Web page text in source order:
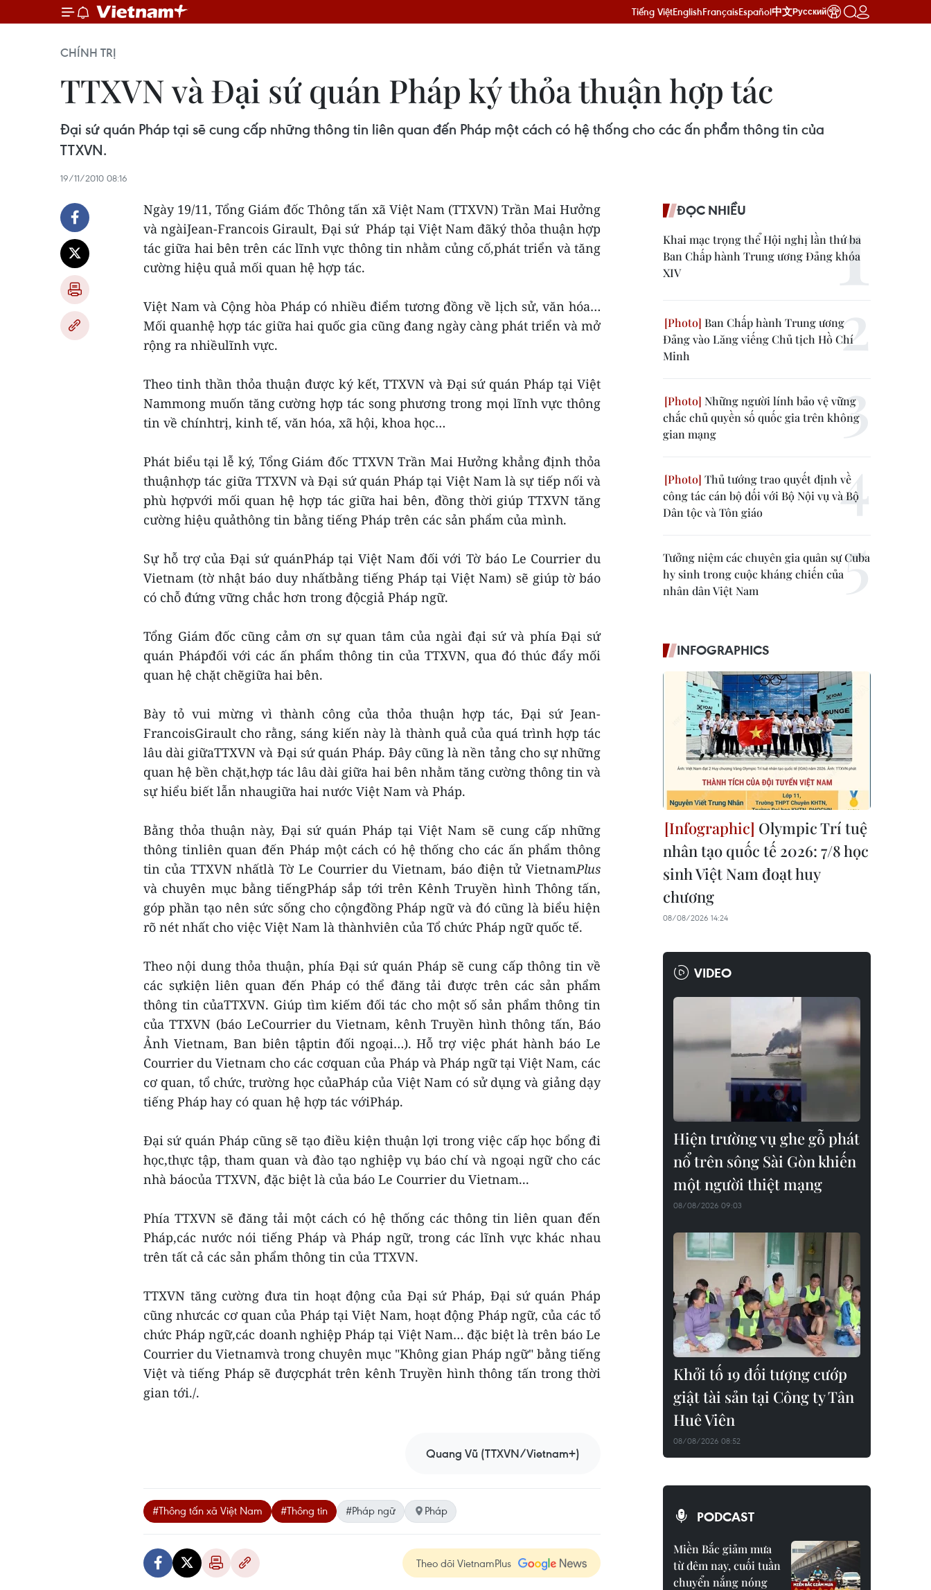
Tiếng ViệtEnglishFrançaisEspañol中文Русский
CHÍNH TRỊ
TTXVN và Đại sứ quán Pháp ký thỏa thuận hợp tác
Đại sứ quán Pháp tại sẽ cung cấp những thông tin liên quan đến Pháp một cách có hệ thống cho các ấn phẩm thông tin của
TTXVN.
19/11/2010 08:16
Ngày 19/11, Tổng Giám đốc Thông tấn xã Việt Nam (TTXVN) Trần Mai Hưởng
và ngàiJean-Francois Girault, Đại sứ Pháp tại Việt Nam đãký thỏa thuận hợp
tác giữa hai bên trên các lĩnh vực thông tin nhằm củng cố,phát triển và tăng
cường hiệu quả mối quan hệ hợp tác.
Việt Nam và Cộng hòa Pháp có nhiều điểm tương đồng về lịch sử, văn hóa…
Mối quanhệ hợp tác giữa hai quốc gia cũng đang ngày càng phát triển và mở
rộng ra nhiềulĩnh vực.
Theo tinh thần thỏa thuận được ký kết, TTXVN và Đại sứ quán Pháp tại Việt
Nammong muốn tăng cường hợp tác song phương trong mọi lĩnh vực thông
tin về chínhtrị, kinh tế, văn hóa, xã hội, khoa học…
Phát biểu tại lễ ký, Tổng Giám đốc TTXVN Trần Mai Hưởng khẳng định thỏa
thuậnhợp tác giữa TTXVN và Đại sứ quán Pháp tại Việt Nam là sự tiếp nối và
phù hợpvới mối quan hệ hợp tác giữa hai bên, đồng thời giúp TTXVN tăng
cường hiệu quảthông tin bằng tiếng Pháp trên các sản phẩm của mình.
Sự hỗ trợ của Đại sứ quánPháp tại Việt Nam đối với Tờ báo Le Courrier du
Vietnam (tờ nhật báo duy nhấtbằng tiếng Pháp tại Việt Nam) sẽ giúp tờ báo
có chỗ đứng vững chắc hơn trong độcgiả Pháp ngữ.
Tổng Giám đốc cũng cảm ơn sự quan tâm của ngài đại sứ và phía Đại sứ
quán Phápđối với các ấn phẩm thông tin của TTXVN, qua đó thúc đẩy mối
quan hệ chặt chẽgiữa hai bên.
Bày tỏ vui mừng vì thành công của thỏa thuận hợp tác, Đại sứ Jean-
FrancoisGirault cho rằng, sáng kiến này là thành quả của quá trình hợp tác
lâu dài giữaTTXVN và Đại sứ quán Pháp. Đây cũng là nền tảng cho sự những
quan hệ bền chặt,hợp tác lâu dài giữa hai bên nhằm tăng cường thông tin và
sự hiểu biết lẫn nhaugiữa hai nước Việt Nam và Pháp.
Bằng thỏa thuận này, Đại sứ quán Pháp tại Việt Nam sẽ cung cấp những
thông tinliên quan đến Pháp một cách có hệ thống cho các ấn phẩm thông
tin của TTXVN nhấtlà Tờ Le Courrier du Vietnam, báo điện tử VietnamPlus
và chuyên mục bằng tiếngPháp sắp tới trên Kênh Truyền hình Thông tấn,
góp phần tạo nên sức sống cho cộngđồng Pháp ngữ và đó cũng là biểu hiện
rõ nét nhất cho việc Việt Nam là thànhviên của Tổ chức Pháp ngữ quốc tế.
Theo nội dung thỏa thuận, phía Đại sứ quán Pháp sẽ cung cấp thông tin về
các sựkiện liên quan đến Pháp có thể đăng tải được trên các sản phẩm
thông tin củaTTXVN. Giúp tìm kiếm đối tác cho một số sản phẩm thông tin
của TTXVN (báo LeCourrier du Vietnam, kênh Truyền hình thông tấn, Báo
Ảnh Vietnam, Ban biên tậptin đối ngoại…). Hỗ trợ việc phát hành báo Le
Courrier du Vietnam cho các cơquan của Pháp và Pháp ngữ tại Việt Nam, các
cơ quan, tổ chức, trường học củaPháp của Việt Nam có sử dụng và giảng dạy
tiếng Pháp hay có quan hệ hợp tác vớiPháp.
Đại sứ quán Pháp cũng sẽ tạo điều kiện thuận lợi trong việc cấp học bổng đi
học,thực tập, tham quan và đào tạo nghiệp vụ báo chí và ngoại ngữ cho các
nhà báocủa TTXVN, đặc biệt là của báo Le Courrier du Vietnam...
Phía TTXVN sẽ đăng tải một cách có hệ thống các thông tin liên quan đến
Pháp,các nước nói tiếng Pháp và Pháp ngữ, trong các lĩnh vực khác nhau
trên tất cả các sản phẩm thông tin của TTXVN.
TTXVN tăng cường đưa tin hoạt động của Đại sứ Pháp, Đại sứ quán Pháp
cũng nhưcác cơ quan của Pháp tại Việt Nam, hoạt động Pháp ngữ, của các tổ
chức Pháp ngữ,các doanh nghiệp Pháp tại Việt Nam… đặc biệt là trên báo Le
Courrier du Vietnamvà trong chuyên mục "Không gian Pháp ngữ" bằng tiếng
Việt và tiếng Pháp sẽ đượcphát trên kênh Truyền hình thông tấn trong thời
gian tới./.
Quang Vũ (TTXVN/Vietnam+)
#Thông tấn xã Việt Nam #Thông tin #Pháp ngữ Pháp
Theo dõi VietnamPlus
ĐỌC NHIỀU
Khai mạc trọng thể Hội nghị lần thứ ba
Ban Chấp hành Trung ương Đảng khóa
XIV
Ban Chấp hành Trung ương
Đảng vào Lăng viếng Chủ tịch Hồ Chí
Minh
Những người lính bảo vệ vững
chắc chủ quyền số quốc gia trên không
gian mạng
Thủ tướng trao quyết định về
công tác cán bộ đối với Bộ Nội vụ và Bộ
Dân tộc và Tôn giáo
Tưởng niệm các chuyên gia quân sự Cuba
hy sinh trong cuộc kháng chiến của
nhân dân Việt Nam
INFOGRAPHICS
Olympic Trí tuệ
nhân tạo quốc tế 2026: 7/8 học
sinh Việt Nam đoạt huy
chương
08/08/2026 14:24
VIDEO
Hiện trường vụ ghe gỗ phát
nổ trên sông Sài Gòn khiến
một người thiệt mạng
08/08/2026 09:03
Khởi tố 19 đối tượng cướp
giật tài sản tại Công ty Tân
Huê Viên
08/08/2026 08:52
PODCAST
Miền Bắc giảm mưa
từ đêm nay, cuối tuần
chuyển nắng nóng